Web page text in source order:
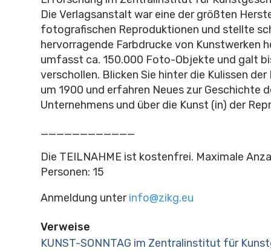
Die Verlagsanstalt war eine der größten
fotografischen Reproduktionen und stellte
hervorragende Farbdrucke von Kunstwerken
umfasst ca. 150.000 Foto-Objekte und galt
verschollen. Blicken Sie hinter die Kulissen
um 1900 und erfahren Neues zur Geschichte
Unternehmens und über die Kunst (in) der
____________
Die TEILNAHME ist kostenfrei. Maximale
Personen: 15
Anmeldung unterinfo@zikg.eu
Verweise
KUNST-SONNTAG im Zentralinstitut für